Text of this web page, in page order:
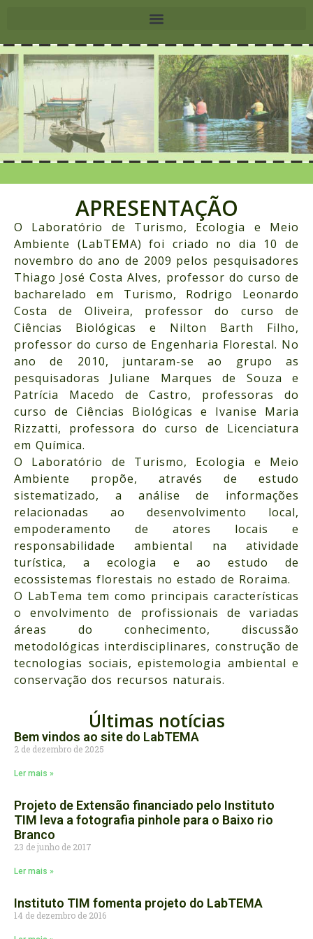
APRESENTAÇÃO
O Laboratório de Turismo, Ecologia e Meio
Ambiente (LabTEMA) foi criado no dia 10 de
novembro do ano de 2009 pelos pesquisadores
Thiago José Costa Alves, professor do curso de
bacharelado em Turismo, Rodrigo Leonardo
Costa de Oliveira, professor do curso de
Ciências Biológicas e Nilton Barth Filho,
professor do curso de Engenharia Florestal. No
ano de 2010, juntaram-se ao grupo as
pesquisadoras Juliane Marques de Souza e
Patrícia Macedo de Castro, professoras do
curso de Ciências Biológicas e Ivanise Maria
Rizzatti, professora do curso de Licenciatura
em Química.
O Laboratório de Turismo, Ecologia e Meio
Ambiente propõe, através de estudo
sistematizado, a análise de informações
relacionadas ao desenvolvimento local,
empoderamento de atores locais e
responsabilidade ambiental na atividade
turística, a ecologia e ao estudo de
ecossistemas florestais no estado de Roraima.
O LabTema tem como principais características
o envolvimento de profissionais de variadas
áreas do conhecimento, discussão
metodológicas interdisciplinares, construção de
tecnologias sociais, epistemologia ambiental e
conservação dos recursos naturais.
Últimas notícias
Bem vindos ao site do LabTEMA
2 de dezembro de 2025
Ler mais »
Projeto de Extensão financiado pelo Instituto
TIM leva a fotografia pinhole para o Baixo rio
Branco
23 de junho de 2017
Ler mais »
Instituto TIM fomenta projeto do LabTEMA
14 de dezembro de 2016